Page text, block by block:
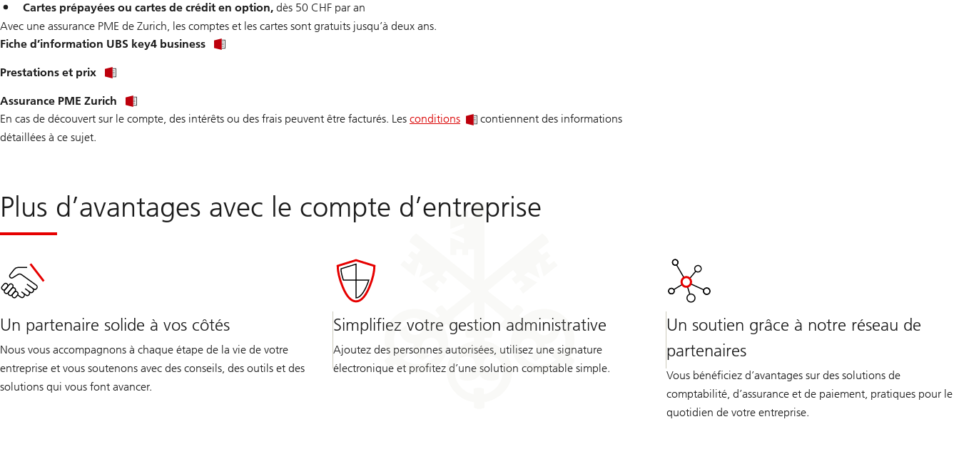
Cartes prépayées ou cartes de crédit en option, dès 50 CHF par an
Avec une assurance PME de Zurich, les comptes et les cartes sont gratuits jusqu’à deux ans.
Fiche d’information UBS key4 business
Prestations et prix
Assurance PME Zurich
En cas de découvert sur le compte, des intérêts ou des frais peuvent être facturés. Les conditions
contiennent des informations
détaillées à ce sujet.
Plus d’avantages avec le compte d’entreprise
Un partenaire solide à vos côtés
Nous vous accompagnons à chaque étape de la vie de votre
entreprise et vous soutenons avec des conseils, des outils et des
solutions qui vous font avancer.
Simplifiez votre gestion administrative
Ajoutez des personnes autorisées, utilisez une signature
électronique et profitez d’une solution comptable simple.
Un soutien grâce à notre réseau de
partenaires
Vous bénéficiez d’avantages sur des solutions de
comptabilité, d’assurance et de paiement, pratiques pour le
quotidien de votre entreprise.